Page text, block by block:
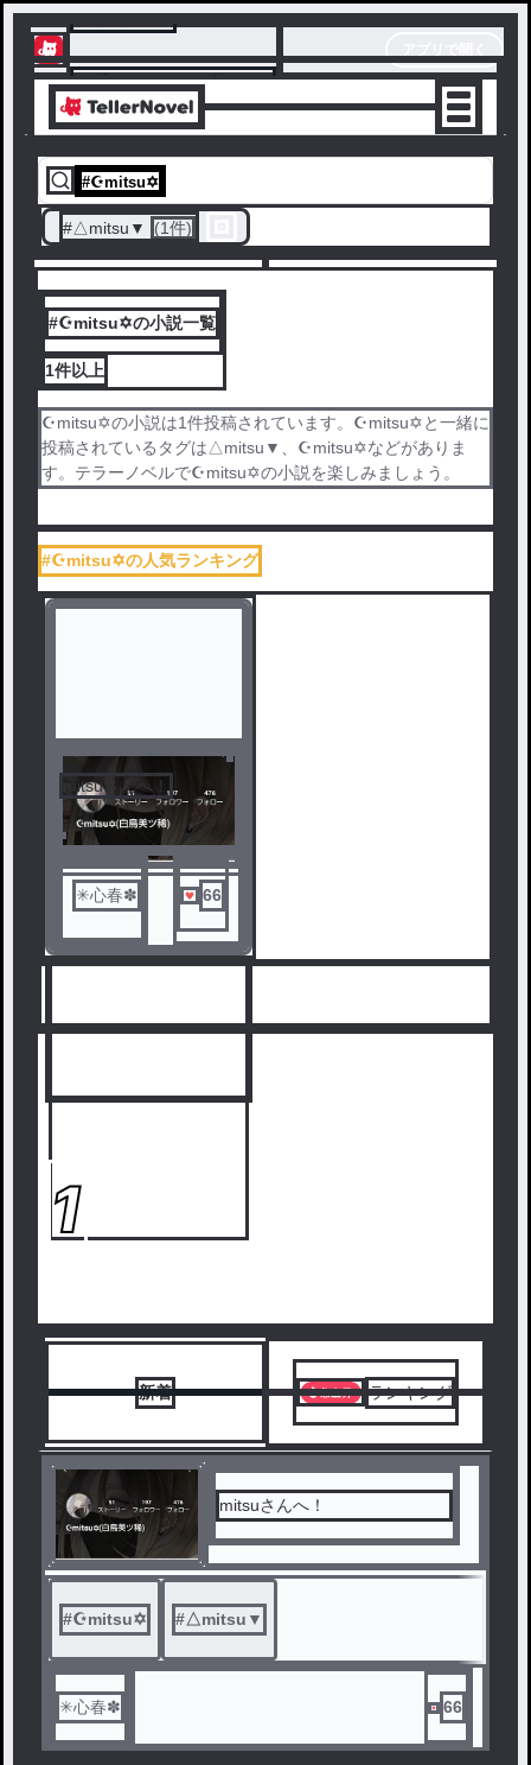
テラーノベル
アプリでサクサク楽しめる
#☪︎mitsu✡
#△mitsu▼ (1件)
#☪︎mitsu✡の小説一覧
1件以上
☪︎mitsu✡の小説は1件投稿されています。☪︎mitsu✡と一緒に
投稿されているタグは△mitsu▼、☪︎mitsu✡などがありま
す。テラーノベルで☪︎mitsu✡の小説を楽しみましょう。
#☪︎mitsu✡の人気ランキング
mitsuさんへ！
✳心春✽ 66
1
新着 ランキング
mitsuさんへ！
#☪︎mitsu✡ #△mitsu▼
✳心春✽ 66